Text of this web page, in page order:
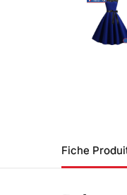
Fiche